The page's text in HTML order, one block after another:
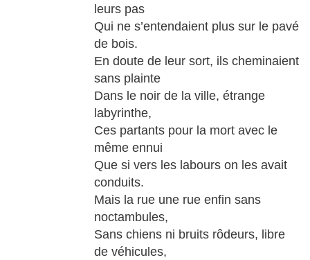
leurs pas
Qui ne s’entendaient plus sur le pavé
de bois.
En doute de leur sort, ils cheminaient
sans plainte
Dans le noir de la ville, étrange
labyrinthe,
Ces partants pour la mort avec le
même ennui
Que si vers les labours on les avait
conduits.
Mais la rue une rue enfin sans
noctambules,
Sans chiens ni bruits rôdeurs, libre
de véhicules,